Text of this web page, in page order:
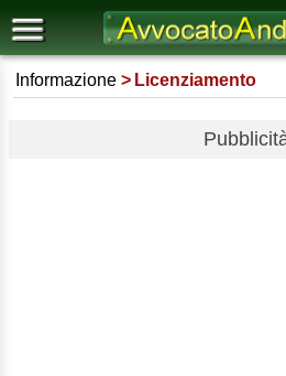
Informazione Licenziamento